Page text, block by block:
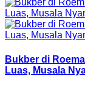
Bukber di
Luas, Musala